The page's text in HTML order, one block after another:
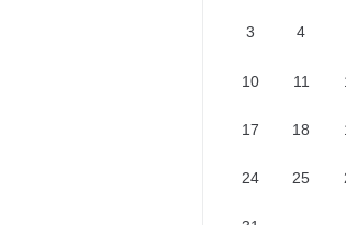
3 4
10 11
17 18
24 25